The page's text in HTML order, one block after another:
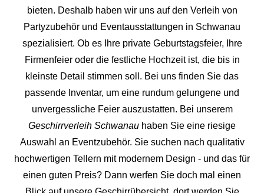
bieten. Deshalb haben wir uns auf den Verleih von
Partyzubehör und Eventausstattungen in Schwanau
spezialisiert. Ob es Ihre private Geburtstagsfeier, Ihre
Firmenfeier oder die festliche Hochzeit ist, die bis in
kleinste Detail stimmen soll. Bei uns finden Sie das
passende Inventar, um eine rundum gelungene und
unvergessliche Feier auszustatten. Bei unserem
Geschirrverleih Schwanau haben Sie eine riesige
Auswahl an Eventzubehör. Sie suchen nach qualitativ
hochwertigen Tellern mit modernem Design - und das für
einen guten Preis? Dann werfen Sie doch mal einen